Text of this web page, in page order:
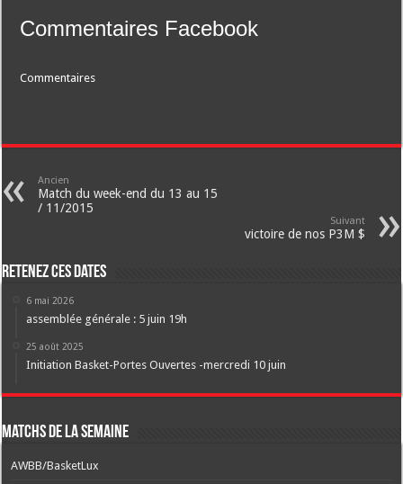
Commentaires Facebook
Commentaires
Ancien
Match du week-end du 13 au 15
/ 11/2015
Suivant
victoire de nos P3M $
Retenez ces dates
6 mai 2026
assemblée générale : 5 juin 19h
25 août 2025
Initiation Basket-Portes Ouvertes -mercredi 10 juin
Matchs de la semaine
AWBB/BasketLux